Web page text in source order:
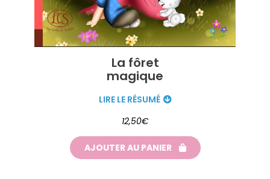
La fôret
magique
LIRE LE RÉSUMÉ
12,50€
AJOUTER AU PANIER